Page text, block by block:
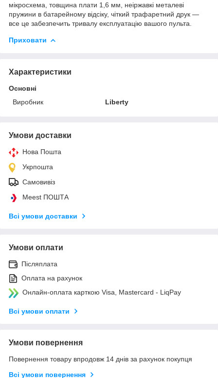
мікросхема, товщина плати 1,6 мм, неіржавкі металеві
пружини в батарейному відсіку, чіткий трафаретний друк —
все це забезпечить тривалу експлуатацію вашого пульта.
Приховати
Характеристики
Основні
Виробник
Liberty
Умови доставки
Нова Пошта
Укрпошта
Самовивіз
Meest ПОШТА
Всі умови доставки
Умови оплати
Післяплата
Оплата на рахунок
Онлайн-оплата карткою Visa, Mastercard - LiqPay
Всі умови оплати
Умови повернення
Повернення товару впродовж 14 днів за рахунок покупця
Всі умови повернення